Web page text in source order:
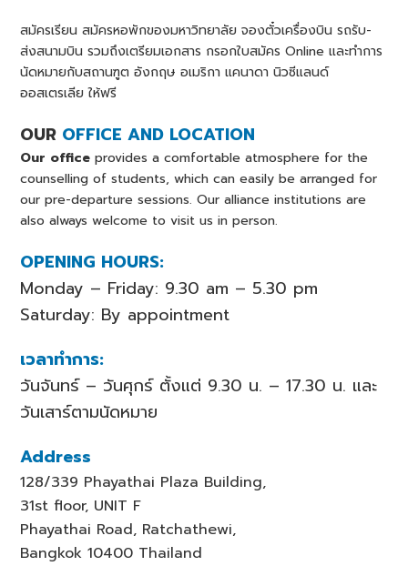
สมัครเรียน สมัครหอพักของมหาวิทยาลัย จองตั๋วเครื่องบิน รถรับ-
ส่งสนามบิน รวมถึงเตรียมเอกสาร กรอกใบสมัคร Online และทำการ
นัดหมายกับสถานฑูต อังกฤษ อเมริกา แคนาดา นิวซีแลนด์
ออสเตรเลีย ให้ฟรี
OUR OFFICE AND LOCATION
Our office provides a comfortable atmosphere for the
counselling of students, which can easily be arranged for
our pre-departure sessions. Our alliance institutions are
also always welcome to visit us in person.
OPENING HOURS:
Monday – Friday: 9.30 am – 5.30 pm
Saturday: By appointment
เวลาทำการ:
วันจันทร์ – วันศุกร์ ตั้งแต่ 9.30 น. – 17.30 น. และ
วันเสาร์ตามนัดหมาย
Address
128/339 Phayathai Plaza Building,
31st floor, UNIT F
Phayathai Road, Ratchathewi,
Bangkok 10400 Thailand